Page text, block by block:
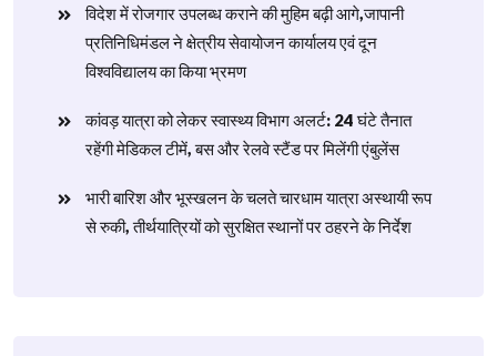
विदेश में रोजगार उपलब्ध कराने की मुहिम बढ़ी आगे,जापानी
प्रतिनिधिमंडल ने क्षेत्रीय सेवायोजन कार्यालय एवं दून
विश्वविद्यालय का किया भ्रमण
​कांवड़ यात्रा को लेकर स्वास्थ्य विभाग अलर्ट: 24 घंटे तैनात
रहेंगी मेडिकल टीमें, बस और रेलवे स्टैंड पर मिलेंगी एंबुलेंस
​भारी बारिश और भूस्खलन के चलते चारधाम यात्रा अस्थायी रूप
से रुकी, तीर्थयात्रियों को सुरक्षित स्थानों पर ठहरने के निर्देश